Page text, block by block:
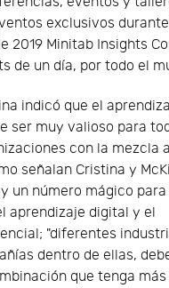
exclusivos
2019 Minitab Insights
de un día, por todo el
indicó que el
ser muy valioso para
con la mezcla
señalan Cristina y
un número mágico
aprendizaje digital y el
"diferentes
dentro de ellas,
que tenga